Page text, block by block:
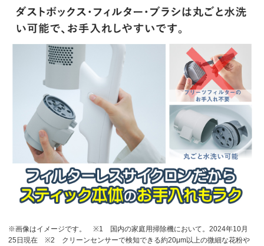
※画像はイメージです。
※1 国内の家庭用掃除機において。2024年10月
25日現在
※2 クリーンセンサーで検知できる約20μm以上の微細な花粉や